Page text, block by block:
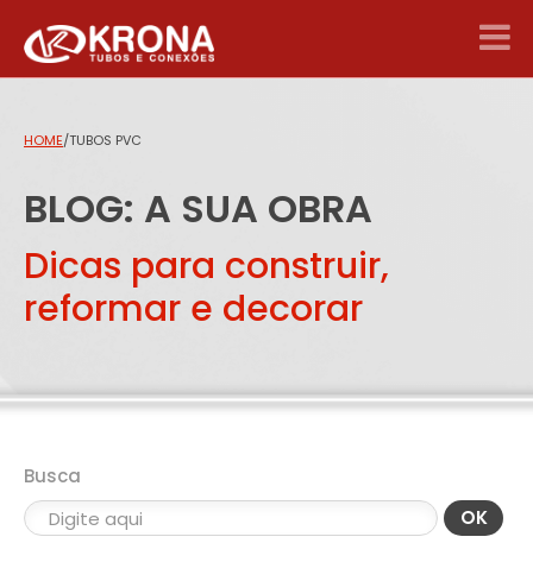
HOME/TUBOS PVC
BLOG: A SUA OBRA
Dicas para construir,
reformar e decorar
Busca
OK